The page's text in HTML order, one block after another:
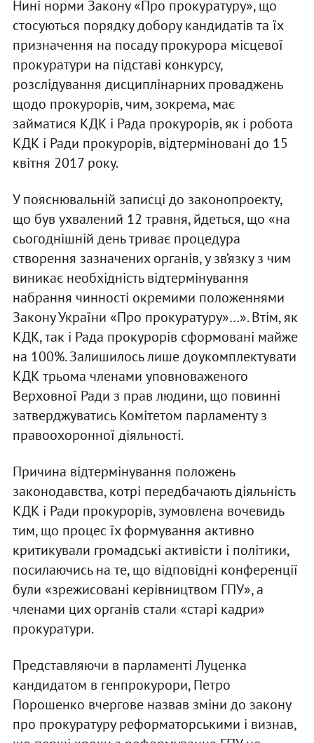
Нині норми Закону «Про прокуратуру», що
стосуються порядку добору кандидатів та їх
призначення на посаду прокурора місцевої
прокуратури на підставі конкурсу,
розслідування дисциплінарних проваджень
щодо прокурорів, чим, зокрема, має
займатися КДК і Рада прокурорів, як і робота
КДК і Ради прокурорів, відтерміновані до 15
квітня 2017 року.
У пояснювальній записці до законопроекту,
що був ухвалений 12 травня, йдеться, що «на
сьогоднішній день триває процедура
створення зазначених органів, у зв’язку з чим
виникає необхідність відтермінування
набрання чинності окремими положеннями
Закону України «Про прокуратуру»…». Втім, як
КДК, так і Рада прокурорів сформовані майже
на 100%. Залишилось лише доукомплектувати
КДК трьома членами уповноваженого
Верховної Ради з прав людини, що повинні
затверджуватись Комітетом парламенту з
правоохоронної діяльності.
Причина відтермінування положень
законодавства, котрі передбачають діяльність
КДК і Ради прокурорів, зумовлена вочевидь
тим, що процес їх формування активно
критикували громадські активісти і політики,
посилаючись на те, що відповідні конференції
були «зрежисовані керівництвом ГПУ», а
членами цих органів стали «старі кадри»
прокуратури.
Представляючи в парламенті Луценка
кандидатом в генпрокурори, Петро
Порошенко вчергове назвав зміни до закону
про прокуратуру реформаторськими і визнав,